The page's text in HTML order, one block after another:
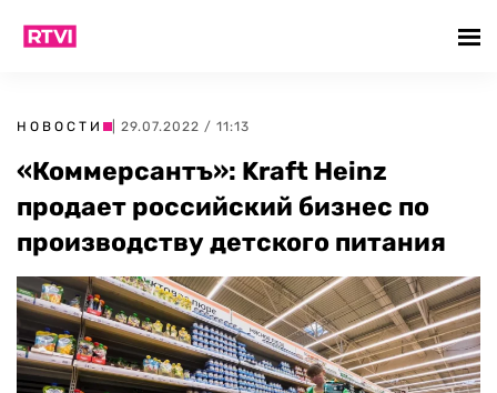
НОВОСТИ | 29.07.2022 / 11:13
«Коммерсантъ»: Kraft Heinz
продает российский бизнес по
производству детского питания